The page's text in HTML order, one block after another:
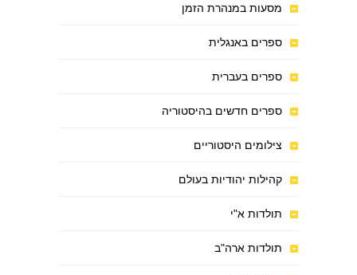
מסעות במנהרת הזמן
ספרים באנגלית
ספרים בעברית
ספרים חדשים בהיסטוריה
צילומים היסטוריים
קהילות יהודיות בעולם
תולדות א"י
תולדות ארה"ב